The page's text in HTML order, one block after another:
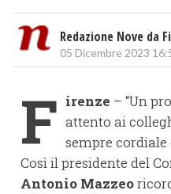
Redazione Nove da
05 Dicembre 2023
F irenze – “Un
attento ai
sempre cordiale
Così il presidente del
Antonio Mazzeo